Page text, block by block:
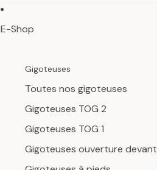
E-Shop
Gigoteuses
Toutes nos gigoteuses
Gigoteuses TOG 2
Gigoteuses TOG 1
Gigoteuses ouverture devant